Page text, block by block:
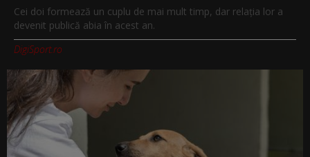
Cei doi formează un cuplu de mai mult timp, dar relația lor a
devenit publică abia în acest an.
DigiSport.ro